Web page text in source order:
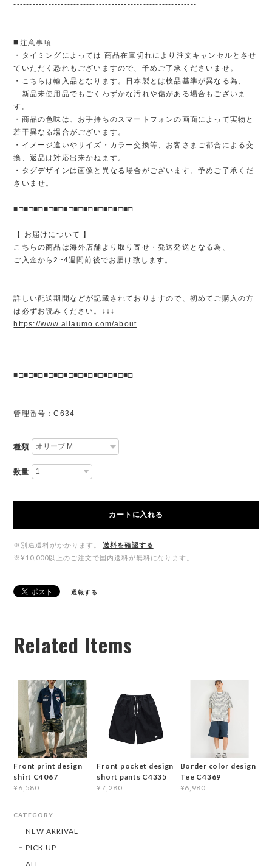
----------------------------------------------------------
◼️注意事項
・タイミングによっては 商品在庫切れにより注文キャンセルとさせ
ていただく恐れもございますので、予めご了承くださいませ。
・こちらは輸入品となります。日本製とは検品基準が異なる為、
新品未使用品でもごくわずかな汚れや傷がある場合もございま
す。
・商品の色味は、お手持ちのスマートフォンの画面によって実物と
若干異なる場合がございます。
・イメージ違いやサイズ・カラー交換等、お客さまご都合による交
換、返品は対応出来かねます。
・タグデザインは画像と異なる場合がございます。予めご了承くだ
さいませ。
■□■□■□■□■□■□■□■□■□■□■□■□
【 お届けについて 】
こちらの商品は海外店舗より取り寄せ・発送発送となる為、
ご入金から2~4週間前後でお届け致します。
詳しい配送期間などが記載されておりますので、初めてご購入の方
は必ずお読みください。↓↓↓
https://www.allaumo.com/about
■□■□■□■□■□■□■□■□■□■□■□■□
管理番号：C634
種類
数量
カートに入れる
※別途送料がかかります。
送料を確認する
※¥10,000以上のご注文で国内送料が無料になります。
通報する
Related Items
Front print design
shirt C4067
¥6,580
Front pocket design
short pants C4335
¥7,280
Border color design
Tee C4369
¥6,980
CATEGORY
NEW ARRIVAL
PICK UP
ALL